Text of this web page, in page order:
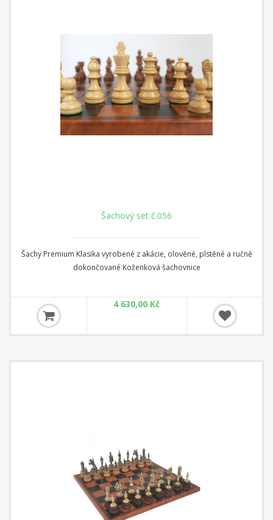
Šachový set č.056
Šachy Premium Klasika vyrobené z akácie, olověné, plstěné a ručně
dokončované Koženková šachovnice
4 630,00 Kč